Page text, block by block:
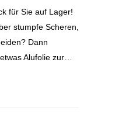
für Sie auf Lager!
stumpfe Scheren,
Dann
Alufolie zur…